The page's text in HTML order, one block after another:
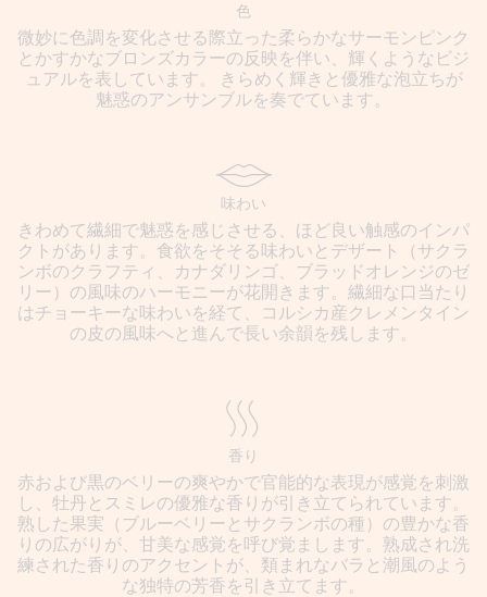
色
微妙に色調を変化させる際立った柔らかなサーモンピンク
とかすかなブロンズカラーの反映を伴い、輝くようなビジ
ュアルを表しています。 きらめく輝きと優雅な泡立ちが
魅惑のアンサンブルを奏でています。
味わい
きわめて繊細で魅惑を感じさせる、ほど良い触感のインパ
クトがあります。食欲をそそる味わいとデザート（サクラ
ンボのクラフティ、カナダリンゴ、ブラッドオレンジのゼ
リー）の風味のハーモニーが花開きます。繊細な口当たり
はチョーキーな味わいを経て、コルシカ産クレメンタイン
の皮の風味へと進んで長い余韻を残します。
香り
赤および黒のベリーの爽やかで官能的な表現が感覚を刺激
し、牡丹とスミレの優雅な香りが引き立てられています。
熟した果実（ブルーベリーとサクランボの種）の豊かな香
りの広がりが、甘美な感覚を呼び覚まします。熟成され洗
練された香りのアクセントが、類まれなバラと潮風のよう
な独特の芳香を引き立てます。